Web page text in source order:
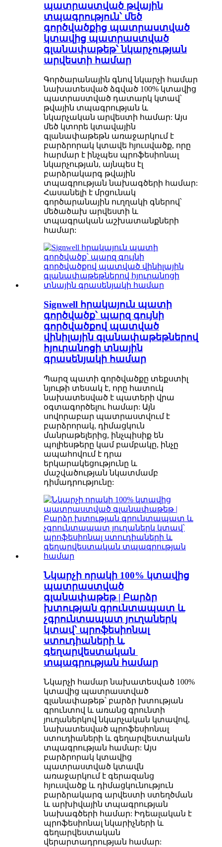
պատրաստված թվային
տպագրություն՝ մեծ
գործվածքից պատրաստված
կտավից պատրաստված
գլանափաթեթ՝ նկարչության
արվեստի համար
Գործարանային գնով նկարչի համար
նախատեսված ձգված 100% կտավից
պատրաստված դատարկ կտավ՝
թվային տպագրության և
նկարչական արվեստի համար: Այս
մեծ կտորե կտավային
գլանափաթեթն առաջարկում է
բարձրորակ կտավե հյուսվածք, որը
հարմար է ինչպես պրոֆեսիոնալ
նկարչության, այնպես էլ
բարձրակարգ թվային
տպագրության նախագծերի համար:
Հասանելի է մրցունակ
գործարանային ուղղակի գներով՝
մեծածախ արվեստի և
տպագրական աշխատանքների
համար:
Signwell հրակայուն պատի
գործվածք՝ պարզ գույնի
գործվածքով պատված
վինիլային գլանափաթեթներով
հյուրանոցի տնային
գրասենյակի համար
Պարզ պատի գործվածքը տեքստիլ
նյութի տեսակ է, որը հատուկ
նախատեսված է պատերի վրա
օգտագործելու համար: Այն
սովորաբար պատրաստվում է
բարձրորակ, դիմացկուն
մանրաթելերից, ինչպիսիք են
պոլիեսթերը կամ բամբակը, ինչը
ապահովում է դրա
երկարակեցությունը և
մաշվածության նկատմամբ
դիմադրությունը:
Նկարչի որակի 100% կտավից
պատրաստված
գլանափաթեթ | Բարձր
խտության գրունտապատ և
չգրունտապատ յուղաներկ
կտավ՝ պրոֆեսիոնալ
ստուդիաների և
գեղարվեստական ​​
տպագրության համար
Նկարչի համար նախատեսված 100%
կտավից պատրաստված
գլանափաթեթ՝ բարձր խտության
գրունտով և առանց գրունտի
յուղաներկով նկարչական կտավով,
նախատեսված պրոֆեսիոնալ
ստուդիաների և գեղարվեստական ​​
տպագրության համար: Այս
բարձրորակ կտավից
պատրաստված կտավն
առաջարկում է գերազանց
հյուսվածք և դիմացկունություն
բարձրակարգ արվեստի ստեղծման
և արխիվային տպագրության
նախագծերի համար: Իդեալական է
պրոֆեսիոնալ նկարիչների և
գեղարվեստական ​​
վերարտադրության համար: